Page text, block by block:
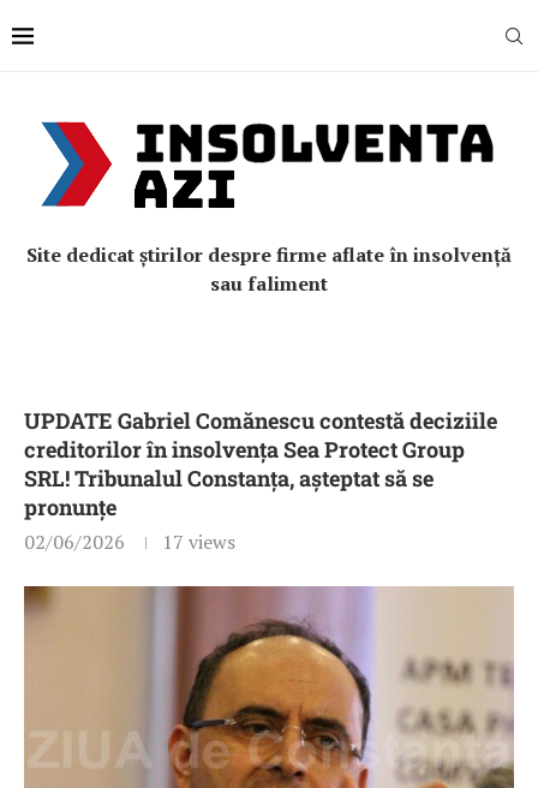
Site dedicat știrilor despre firme aflate în insolvență
sau faliment
UPDATE Gabriel Comănescu contestă deciziile
creditorilor în insolvența Sea Protect Group
SRL! Tribunalul Constanța, așteptat să se
pronunțe
02/06/2026 17 views